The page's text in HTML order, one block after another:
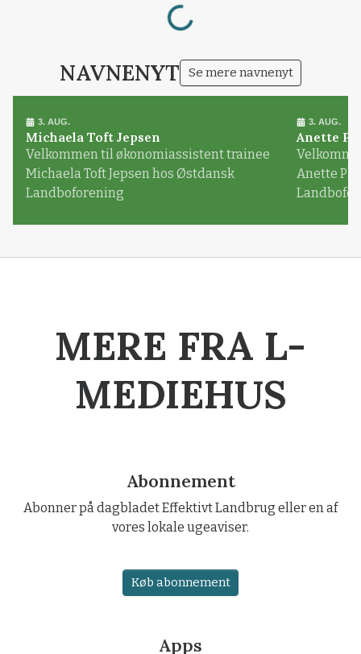
Annonce
Loading...
NAVNENYT
3. AUG.
Michaela Toft Jepsen
Velkommen til økonomiassistent trainee
Michaela Toft Jepsen hos Østdansk
Landboforening
3. AUG.
Anette
MERE FRA L-
MEDIEHUS
Abonnement
Abonner på dagbladet Effektivt Landbrug eller en af